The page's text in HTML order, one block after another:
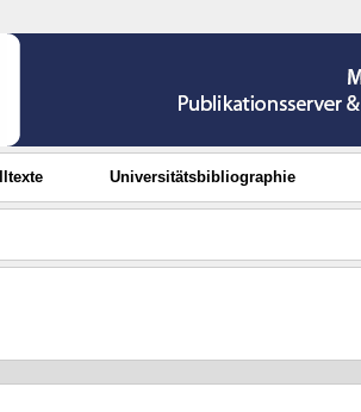
Universitätsbibliographie